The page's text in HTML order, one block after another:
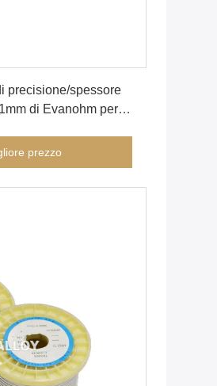
precisione/spessore
di Evanohm per
prezzo